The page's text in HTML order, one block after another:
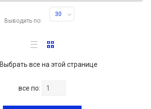
Выводить по:
30
Выбрать все на этой странице
все по: